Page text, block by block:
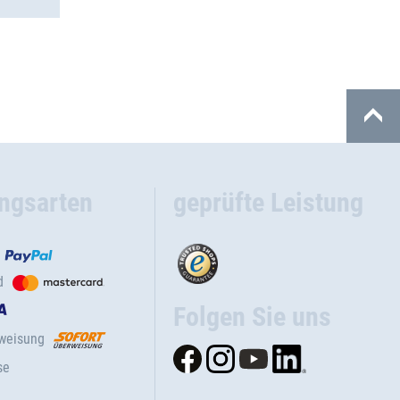
geprüfte Leistung
Folgen Sie uns